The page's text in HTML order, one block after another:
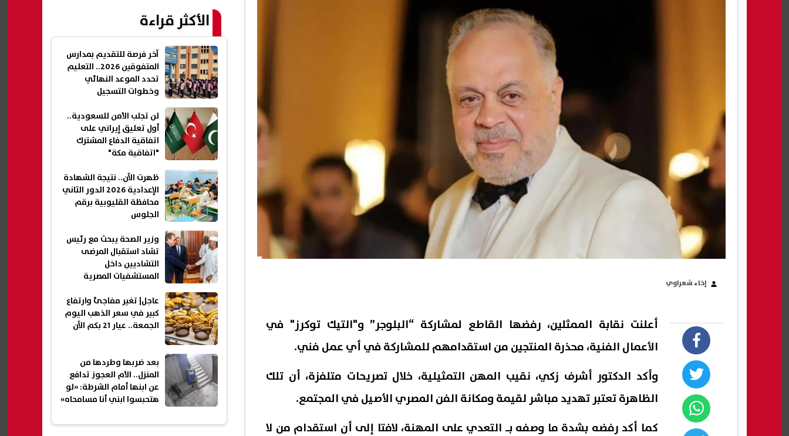
إخاء شعراوي
أعلنت نقابة الممثلين، رفضها القاطع لمشاركة “البلوجر” و"التيك توكرز" في
الأعمال الفنية، محذرة المنتجين من استقدامهم للمشاركة في أي عمل فني.
وأكد الدكتور أشرف زكي، نقيب المهن التمثيلية، خلال تصريحات متلفزة، أن تلك
الظاهرة تعتبر تهديد مباشر لقيمة ومكانة الفن المصري الأصيل في المجتمع.
كما أكد رفضه بشدة ما وصفه بـ التعدي على المهنة، لافتا إلى أن استقدام من لا
الأكثر قراءة
آخر فرصة للتقديم بمدارس
المتفوقين 2026.. التعليم
تحدد الموعد النهائي
وخطوات التسجيل
لن تجلب الأمن للسعودية..
أول تعليق إيراني على
اتفاقية الدفاع المشترك
"اتفاقية مكة"
ظهرت الآن.. نتيجة الشهادة
الإعدادية 2026 الدور الثاني
محافظة القليوبية برقم
الجلوس
وزير الصحة يبحث مع رئيس
تشاد استقبال المرضى
التشاديين داخل
المستشفيات المصرية
عاجل| تغير مفاجئ وارتفاع
كبير في سعر الذهب اليوم
الجمعة.. عيار 21 بكم الآن
بعد ضربها وطردها من
المنزل.. الأم العجوز تدافع
عن ابنها أمام الشرطة: «لو
هتحبسوا ابني أنا مسامحاه»